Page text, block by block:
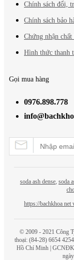
Chính sách đổi,
Chính sách bảo
Chứng nhận
Hình thức thanh
Gọi mua hàng
0976.898.778
soda ash dense, soda
https://bachkhoa
© 2009 - 2021 Công
thoại: (84-28) 6654
Hồ Chí Minh |